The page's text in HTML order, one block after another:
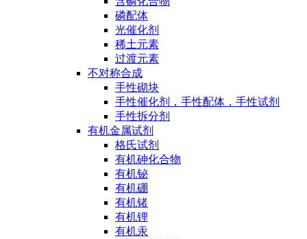
磷配体
光催化剂
稀土元素
过渡元素
不对称合成
手性砌块
手性催化剂，手性配体，手性试剂
手性拆分剂
有机金属试剂
格氏试剂
有机砷化合物
有机铋
有机硼
有机锗
有机锂
有机汞